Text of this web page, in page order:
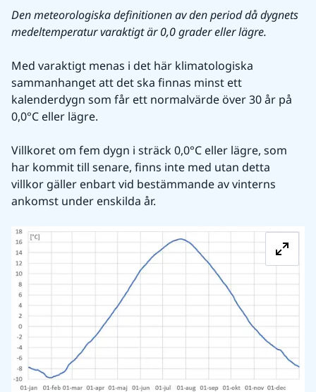
Den meteorologiska definitionen av den period då dygnets
medeltemperatur varaktigt är 0,0 grader eller lägre.
Med varaktigt menas i det här klimatologiska
sammanhanget att det ska finnas minst ett
kalenderdygn som får ett normalvärde över 30 år på
0,0°C eller lägre.
Villkoret om fem dygn i sträck 0,0°C eller lägre, som
har kommit till senare, finns inte med utan detta
villkor gäller enbart vid bestämmande av vinterns
ankomst under enskilda år.